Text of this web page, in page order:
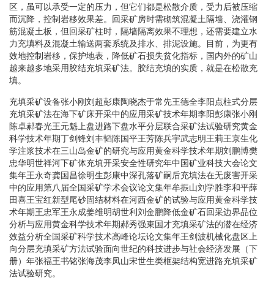
区，虽可以承受一定的压力，但它们都是松散介质，受力后被压缩
而沉降，控制岩移效果差。回采矿房时需砌筑混凝土隔墙、浇灌钢
筋混凝土板，但回采矿柱时，隔墙隔离效果不理想，还需要建立水
力充填料及混凝土输送两套系统及排水、排泥设施。目前，为更有
效地控制岩移，保护地表，降低矿石损失贫化指标，国内外的矿山
越来越多地采用胶结充填采矿法。胶结充填的实质，就是在松散充
填。
充填采矿设备张小刚刘超彭康陶晓杰于常先王德全李阳点柱式分层
充填采矿法在海下矿床开采中的应用采矿技术年期李阳彭康张小刚
陈卓郝春光王元魁上盘进路下盘水平分层联合采矿法试验研究黄金
科学技术年期丁剑锋刘丰韬陈国平王芳陈兵宇武志明王莉王京生化
学注浆技术在三山岛金矿的研究与应用黄金科学技术年期刘鹏博樊
忠华明世祥河下矿体充填开采安全性研究年中国矿业科技大会论文
集年王永奇龚国昌徐明生彭康中深孔落矿嗣后充填法在无废害开采
中的应用第八届全国采矿学术会议论文集年牟振山刘学胜李和平薛
田喜王宝红新型尾砂固结材料在河西金矿的试验与应用黄金科学技
术年期王忠军王永成姜维明胡世利刘金鹏降低金矿石回采边界品位
分析与应用黄金科学技术年期郝秀强束国才充填采矿法的潜在经济
效益分析全国采矿科学技术高峰论坛论文集年王剑波机械化盘区上
向分层充填采矿方法试验面向世纪的科技进步与社会经济发展（下
册）年张福王书铭张海茂李凤山宋世生类框架结构宽进路充填采矿
法试验研究。